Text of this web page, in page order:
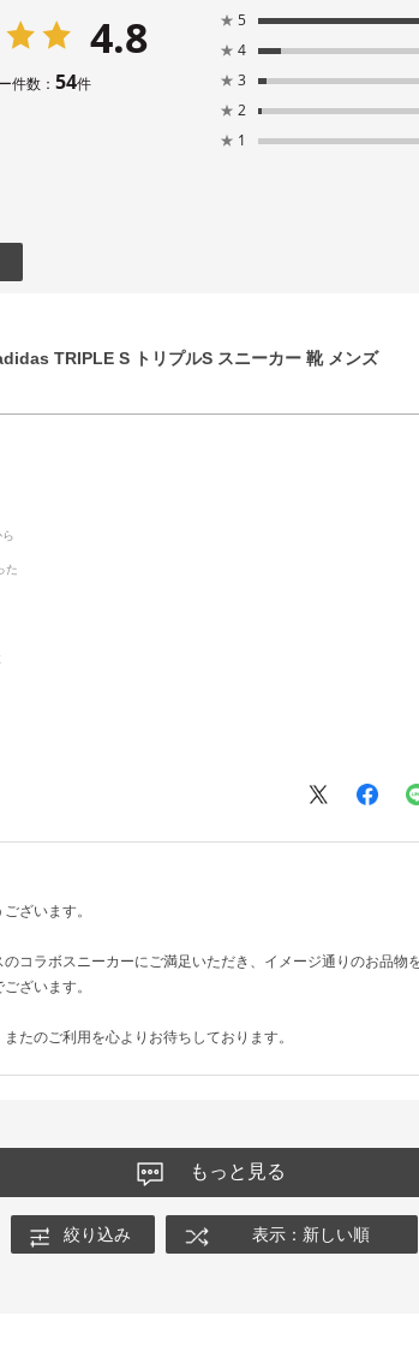
4.8
件数： 54件
★ 5
★ 4
★ 3
★ 2
★ 1
TRIPLE S トリプルS スニーカー 靴 メンズ
た
ざいます。
コラボスニーカーにご満足いただき、イメージ通りのお品物
ざいます。
たのご利用を心よりお待ちしております。
もっと見る
絞り込み 表示：新しい順